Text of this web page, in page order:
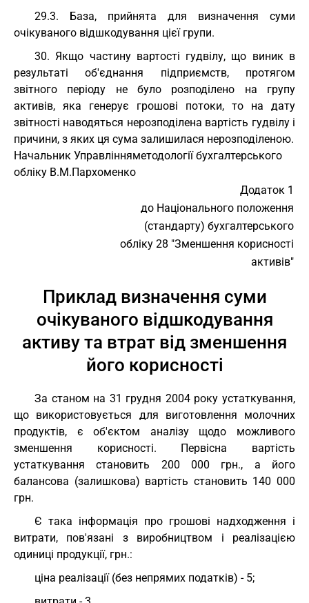
29.3. База, прийнята для визначення суми
очікуваного відшкодування цієї групи.
30. Якщо частину вартості гудвілу, що виник в
результаті об'єднання підприємств, протягом
звітного періоду не було розподілено на групу
активів, яка генерує грошові потоки, то на дату
звітності наводяться нерозподілена вартість гудвілу і
причини, з яких ця сума залишилася нерозподіленою.
Начальник Управлінняметодології бухгалтерського
обліку В.М.Пархоменко
Додаток 1
до Національного положення
(стандарту) бухгалтерського
обліку 28 "Зменшення корисності
активів"
Приклад визначення суми
очікуваного відшкодування
активу та втрат від зменшення
його корисності
За станом на 31 грудня 2004 року устаткування,
що використовується для виготовлення молочних
продуктів, є об'єктом аналізу щодо можливого
зменшення корисності. Первісна вартість
устаткування становить 200 000 грн., а його
балансова (залишкова) вартість становить 140 000
грн.
Є така інформація про грошові надходження і
витрати, пов'язані з виробництвом і реалізацією
одиниці продукції, грн.:
ціна реалізації (без непрямих податків) - 5;